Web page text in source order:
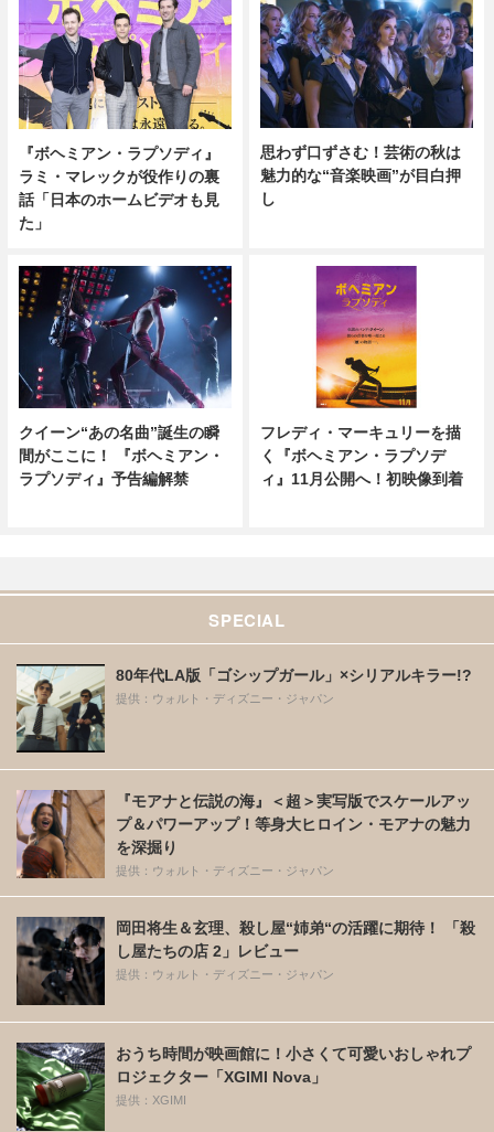
『ボヘミアン・ラプソディ』
ラミ・マレックが役作りの裏
話「日本のホームビデオも見
た」
思わず口ずさむ！芸術の秋は
魅力的な“音楽映画”が目白押
し
クイーン“あの名曲”誕生の瞬
間がここに！ 『ボヘミアン・
ラプソディ』予告編解禁
フレディ・マーキュリーを描
く『ボヘミアン・ラプソデ
ィ』11月公開へ！初映像到着
SPECIAL
80年代LA版「ゴシップガール」×シリアルキラー!?
提供：ウォルト・ディズニー・ジャパン
『モアナと伝説の海』＜超＞実写版でスケールアッ
プ＆パワーアップ！等身大ヒロイン・モアナの魅力
を深掘り
提供：ウォルト・ディズニー・ジャパン
岡田将生＆玄理、殺し屋“姉弟“の活躍に期待！ 「殺
し屋たちの店 2」レビュー
提供：ウォルト・ディズニー・ジャパン
おうち時間が映画館に！小さくて可愛いおしゃれプ
ロジェクター「XGIMI Nova」
提供：XGIMI